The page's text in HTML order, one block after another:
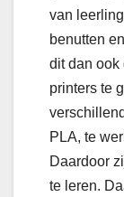
van
benutten
dit dan ook
printers te
PLA, te
Daardoor
te leren.